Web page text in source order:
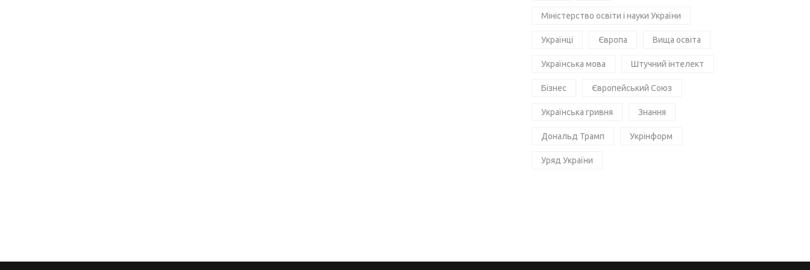
Міністерство освіти і науки України
Українці Європа Вища освіта
Українська мова Штучний інтелект
Бізнес Європейський Союз
Українська гривня Знання
Дональд Трамп Укрінформ
Уряд України